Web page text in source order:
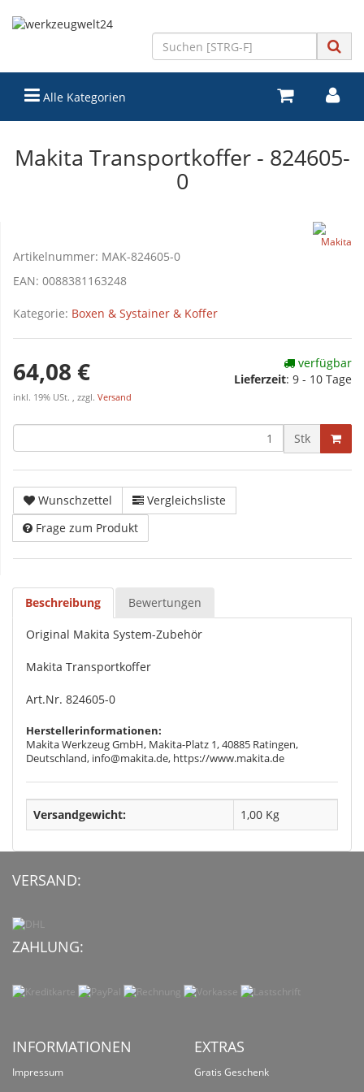
Alle Kategorien
Makita Transportkoffer - 824605-
0
Artikelnummer: MAK-824605-0
EAN: 0088381163248
Kategorie: Boxen & Systainer & Koffer
64,08 €
inkl. 19% USt. , zzgl. Versand
verfügbar
Lieferzeit: 9 - 10 Tage
Stk
Wunschzettel
Vergleichsliste
Frage zum Produkt
Beschreibung Bewertungen
Original Makita System-Zubehör
Makita Transportkoffer
Art.Nr. 824605-0
Herstellerinformationen:
Makita Werkzeug GmbH, Makita-Platz 1, 40885 Ratingen,
Deutschland, info@makita.de, https://www.makita.de
Versandgewicht: 1,00 Kg
VERSAND:
ZAHLUNG:
INFORMATIONEN
Impressum
EXTRAS
Gratis Geschenk